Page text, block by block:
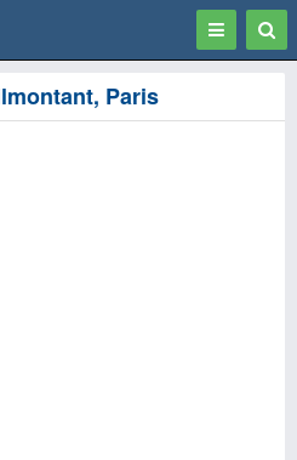
Toggle
Paris